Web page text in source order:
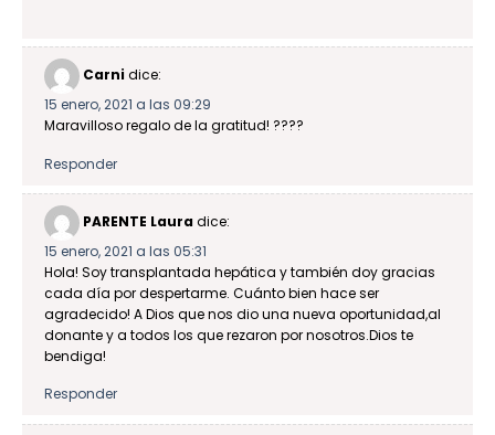
Carnidice:
15 enero, 2021 a las 09:29
Maravilloso regalo de la gratitud! ????
Responder
PARENTE Lauradice:
15 enero, 2021 a las 05:31
Hola! Soy transplantada hepática y también doy gracias
cada día por despertarme. Cuánto bien hace ser
agradecido! A Dios que nos dio una nueva oportunidad,al
donante y a todos los que rezaron por nosotros.Dios te
bendiga!
Responder